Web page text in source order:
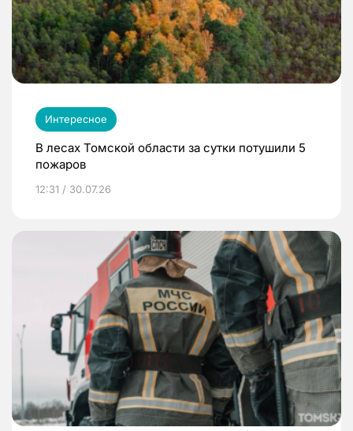
Интересное
В лесах Томской области за сутки потушили 5
пожаров
12:31 / 30.07.26